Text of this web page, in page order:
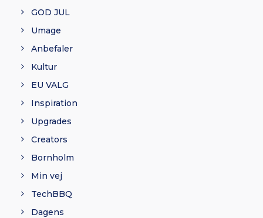
GOD JUL
Umage
Anbefaler
Kultur
EU VALG
Inspiration
Upgrades
Creators
Bornholm
Min vej
TechBBQ
Dagens